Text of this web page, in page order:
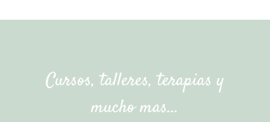
Cursos, talleres, terapias y
mucho mas…